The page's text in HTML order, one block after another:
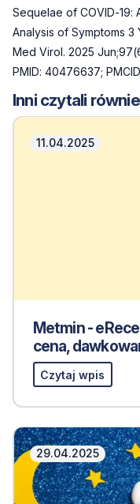
Sequelae of COVID-19:
Analysis of Symptoms 3
Med Virol. 2025
PMID: 40476637;
Inni czytali
11.04.2025
Metmin -
cena,
Czytaj wpis
29.04.2025